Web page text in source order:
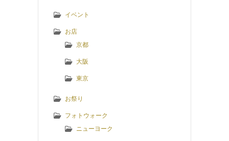
イベント
お店
京都
大阪
東京
お祭り
フォトウォーク
ニューヨーク